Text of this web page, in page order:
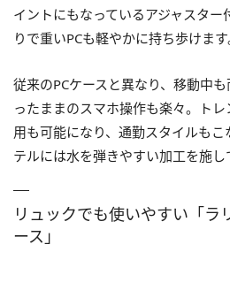
イントにもなっているアジャスタ
りで重いPCも軽やかに持ち歩けます
従来のPCケースと異なり、移動中
ったままのスマホ操作も楽々。ト
用も可能になり、通勤スタイルも
テルには水を弾きやすい加工を施し
リュックでも使いやすい「ラ
ース」